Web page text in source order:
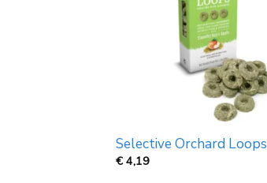
Selective Orchard Loops
€ 4,19